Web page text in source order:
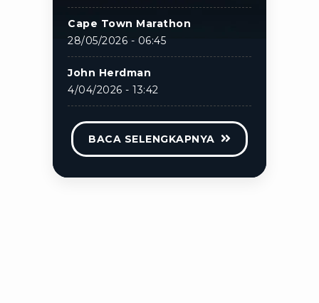
Cape Town Marathon
28/05/2026 - 06:45
John Herdman
4/04/2026 - 13:42
BACA SELENGKAPNYA